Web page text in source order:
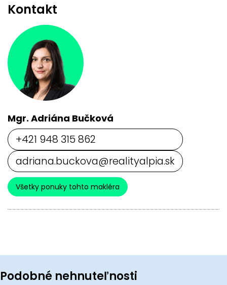
Kontakt
Mgr. Adriána Bučková
+421 948 315 862
adriana.buckova@realityalpia.sk
Všetky ponuky tohto makléra
Podobné nehnuteľnosti